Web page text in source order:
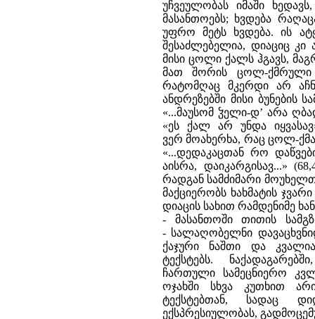
უჩვეულობას იმაში
მასანთოებს; ხვდება
უფრო მეტს ხვდება. ის
შესაძლებელია, დიაციც კი
მისი ცოლი ქალს ჰგავს,
მათ შორის ცოლ-
რატომღაც მკერდი არ
ანდრეზებში მისი ბუნების
«...მაუსომ ჴელი-დ’ არა
«ეს ქალ არ უნდა
ვერ მოახერხა, რაც ცოლ-
«...დედაკაცთან რო
აისრა, დაიკარგისავ...»
რადგან სამძიმარი
მაქციერობს ხახმატის
დიაცის სახით რამდენიმე
- მასანთოში თითის
- სალაღობელნი
ქაჯური ნაშთი და
ტექსტებს.
ჩართული სამეცნიერო
ოჯახში სხვა კუთხით
ტექსტებთან, სადაც
ექსპრესიულობას,